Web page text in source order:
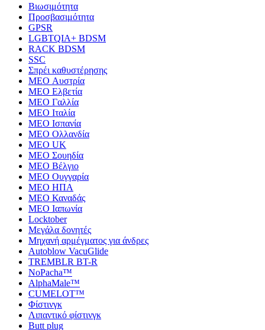
Βιωσιμότητα
Προσβασιμότητα
GPSR
LGBTQIA+ BDSM
RACK BDSM
SSC
Σπρέι καθυστέρησης
MEO Αυστρία
MEO Ελβετία
MEO Γαλλία
MEO Ιταλία
MEO Ισπανία
MEO Ολλανδία
MEO UK
MEO Σουηδία
MEO Βέλγιο
MEO Ουγγαρία
MEO ΗΠΑ
MEO Καναδάς
MEO Ιαπωνία
Locktober
Μεγάλα δονητές
Μηχανή αρμέγματος για άνδρες
Autoblow VacuGlide
TREMBLR BT-R
NoPacha™
AlphaMale™
CUMELOT™
Φίστινγκ
Λιπαντικό φίστινγκ
Butt plug